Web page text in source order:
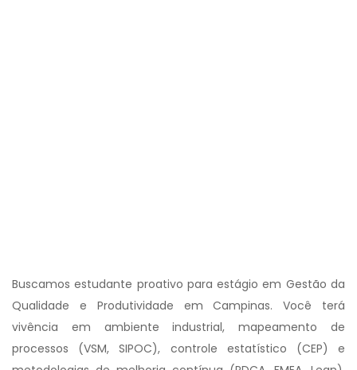
Buscamos estudante proativo para estágio em Gestão da
Qualidade e Produtividade em Campinas. Você terá
vivência em ambiente industrial, mapeamento de
processos (VSM, SIPOC), controle estatístico (CEP) e